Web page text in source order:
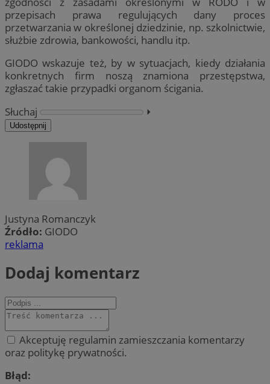
przepisach prawa regulujących dany proces
przetwarzania w określonej dziedzinie, np. szkolnictwie,
służbie zdrowia, bankowości, handlu itp.
GIODO wskazuje też, by w sytuacjach, kiedy działania
konkretnych firm noszą znamiona przestępstwa,
zgłaszać takie przypadki organom ścigania.
Słuchaj
⏵︎
Udostępnij
Justyna Romanczyk
Źródło: GIODO
reklama
Dodaj komentarz
Akceptuję regulamin zamieszczania komentarzy
oraz politykę prywatności.
Błąd: